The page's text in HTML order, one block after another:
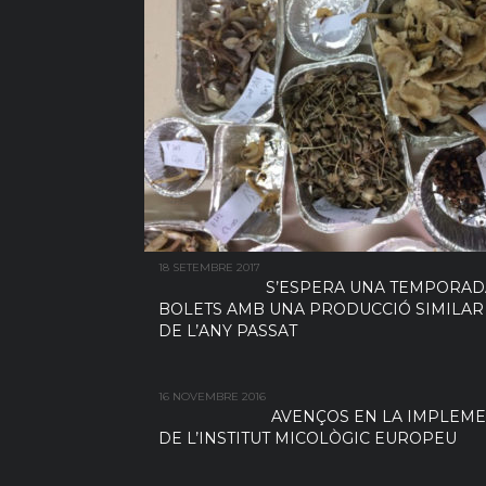
18 SETEMBRE 2017
S’ESPERA UNA
BOLETS AMB UNA PRODUCCIÓ
DE L’ANY PASSAT
16 NOVEMBRE 2016
AVENÇOS EN LA
DE L’INSTITUT MICOLÒGIC EUROPEU